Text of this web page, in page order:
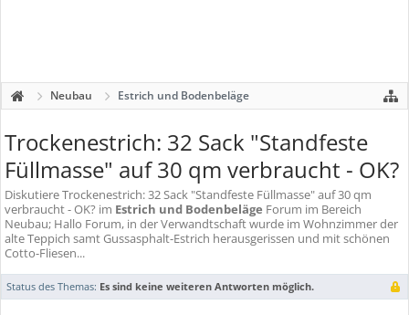
Neubau Estrich und Bodenbeläge
Trockenestrich: 32 Sack "Standfeste
Füllmasse" auf 30 qm verbraucht - OK?
DiskutiereTrockenestrich: 32 Sack "Standfeste Füllmasse" auf 30 qm
verbraucht - OK? im Estrich und Bodenbeläge Forum im Bereich
Neubau; Hallo Forum, in der Verwandtschaft wurde im Wohnzimmer der
alte Teppich samt Gussasphalt-Estrich herausgerissen und mit schönen
Cotto-Fliesen...
Status des Themas: Es sind keine weiteren Antworten möglich.